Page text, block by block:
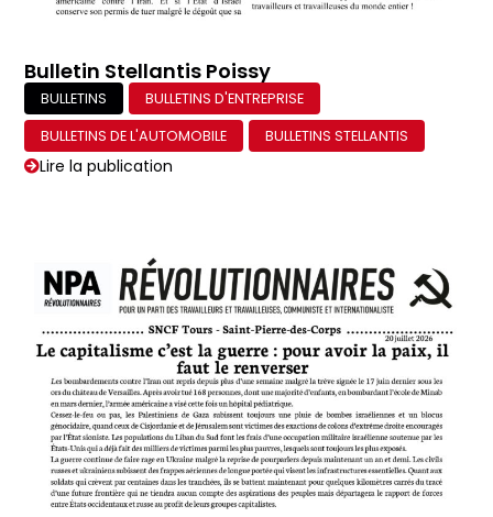
Bulletin Stellantis Poissy
BULLETINS
BULLETINS D'ENTREPRISE
BULLETINS DE L'AUTOMOBILE
BULLETINS STELLANTIS
Lire la publication